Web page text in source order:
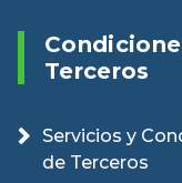
Terceros
Servicios y
de Terceros